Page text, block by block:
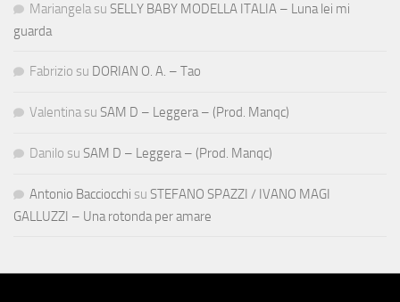
Mariangela su SELLY BABY MODELLA ITALIA – Luna lei mi
guarda
Fabrizio su DORIAN O. A. – Tao
Valentina su SAM D – Leggera – (Prod. Manqc)
Danilo su SAM D – Leggera – (Prod. Manqc)
Antonio Bacciocchi su STEFANO SPAZZI / IVANO MAGI
GALLUZZI – Una rotonda per amare